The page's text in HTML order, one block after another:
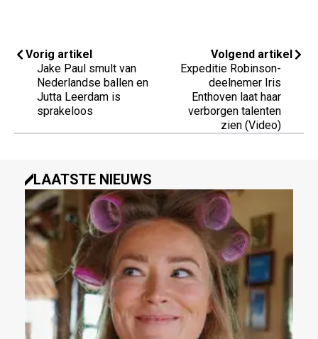
Vorig artikel
Jake Paul smult van
Nederlandse ballen en
Jutta Leerdam is
sprakeloos
Volgend artikel
Expeditie Robinson-
deelnemer Iris
Enthoven laat haar
verborgen talenten
zien (Video)
LAATSTE NIEUWS